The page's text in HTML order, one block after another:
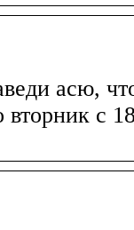
асю,
вторник с